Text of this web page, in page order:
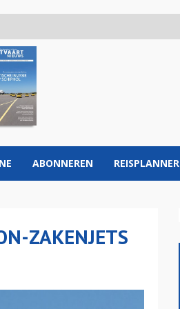
ABONNEREN REISPLANNER
ZAKENJETS